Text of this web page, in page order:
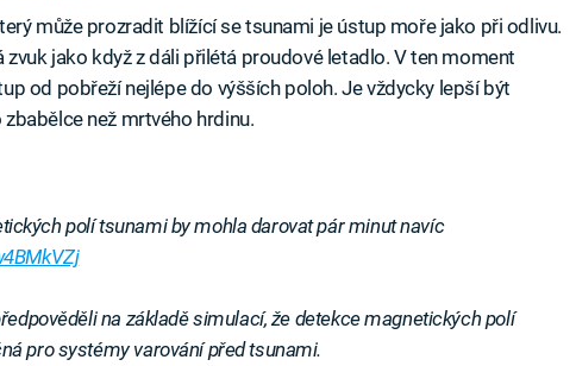
může prozradit blížící se tsunami je ústup moře jako při odlivu.
zvuk jako když z dáli přilétá proudové letadlo. V ten moment
od pobřeží nejlépe do výšších poloh. Je vždycky lepší být
zbabělce než mrtvého hrdinu.
polí tsunami by mohla darovat pár minut navíc
na základě simulací, že detekce magnetických polí
pro systémy varování před tsunami.